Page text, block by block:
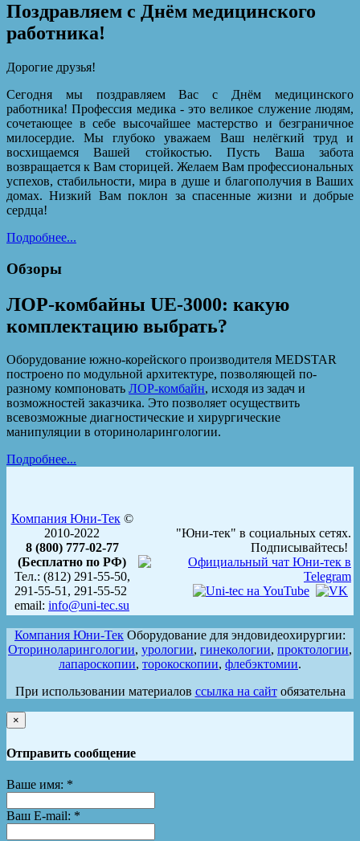
Поздравляем с Днём медицинского
работника!
Дорогие друзья!
Сегодня мы поздравляем Вас с Днём медицинского
работника! Профессия медика - это великое служение людям,
сочетающее в себе высочайшее мастерство и безграничное
милосердие. Мы глубоко уважаем Ваш нелёгкий труд и
восхищаемся Вашей стойкостью. Пусть Ваша забота
возвращается к Вам сторицей. Желаем Вам профессиональных
успехов, стабильности, мира в душе и благополучия в Ваших
домах. Низкий Вам поклон за спасенные жизни и добрые
сердца!
Подробнее...
Обзоры
ЛОР-комбайны UE-3000: какую
комплектацию выбрать?
Оборудование южно-корейского производителя MEDSTAR
построено по модульной архитектуре, позволяющей по-
разному компоновать ЛОР-комбайн, исходя из задач и
возможностей заказчика. Это позволяет осуществить
всевозможные диагностические и хирургические
манипуляции в оториноларингологии.
Подробнее...
Компания Юни-Тек©
2010-2022
8 (800) 777-02-77
(Бесплатно по РФ)
Тел.: (812) 291-55-50,
291-55-51, 291-55-52
email: info@uni-tec.su
"Юни-тек" в социальных сетях.
Подписывайтесь!
Компания Юни-Тек Оборудование для эндовидеохирургии:
Оториноларингологии, урологии, гинекологии, проктологии,
лапароскопии, торокоскопии, флебэктомии.
При использовании материалов ссылка на сайтобязательна
×
Отправить сообщение
Ваше имя: *
Ваш E-mail: *